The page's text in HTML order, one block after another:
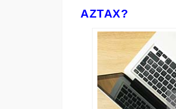
AZTAX?